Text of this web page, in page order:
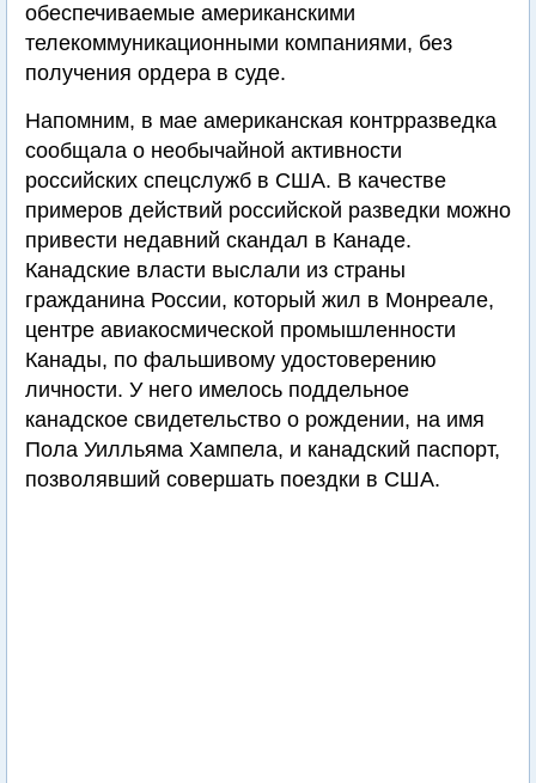
обеспечиваемые американскими
телекоммуникационными компаниями, без
получения ордера в суде.
Напомним, в мае американская контрразведка
сообщала о необычайной активности
российских спецслужб в США. В качестве
примеров действий российской разведки можно
привести недавний скандал в Канаде.
Канадские власти выслали из страны
гражданина России, который жил в Монреале,
центре авиакосмической промышленности
Канады, по фальшивому удостоверению
личности. У него имелось поддельное
канадское свидетельство о рождении, на имя
Пола Уилльяма Хампела, и канадский паспорт,
позволявший совершать поездки в США.